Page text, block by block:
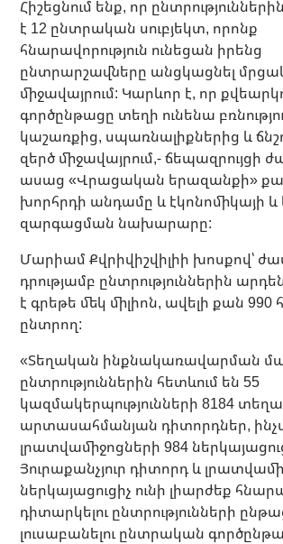
Հիշեցնում ենք, որ
է 12 ընտրական սուբյեկտ, որոնք
հնարավորություն ունեցան իրենց
ընտրարշավները անցկացնել
միջավայրում: Կարևոր է, որ
գործընթացը տեղի ունենա
կաշառքից, սպառնալիքներից և
զերծ միջավայրում,- ճեպազրույցի
ասաց «Վրացական երազանքի»
խորհրդի անդամը և էկոնոմիկայի և
զարգացման նախարարը:
Մարիամ Քվրիվիշվիլիի խոսքով՝
դրությամբ ընտրություններին
է գրեթե մեկ միլիոն, ավելի քան
ընտրող:
«Տեղական ինքնակառավարման
ընտրություններին հետևում են 55
կազմակերպությունների 8184
արտասահմանյան դիտորդներ,
լրատվամիջոցների 984
Յուրաքանչյուր դիտորդ և
ներկայացուցիչ ունի լիարժեք
դիտարկելու ընտրությունների
լուսաբանելու ընտրական